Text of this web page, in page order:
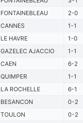
FONTAINEBLEAU 2-0
CANNES 1-1
LE HAVRE 1-0
GAZELEC AJACCIO 1-1
CAEN 6-2
QUIMPER 1-1
LA ROCHELLE 6-1
BESANCON 0-2
TOULON 0-2